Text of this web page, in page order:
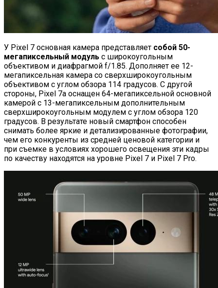
У Pixel 7 основная камера представляет собой 50-
мегапиксельный модуль с широкоугольным
объективом и диафрагмой f/1.85. Дополняет ее 12-
мегапиксельная камера со сверхширокоугольным
объективом с углом обзора 114 градусов. С другой
стороны, Pixel 7a оснащен 64-мегапиксельной основной
камерой с 13-мегапиксельным дополнительным
сверхширокоугольным модулем с углом обзора 120
градусов. В результате новый смартфон способен
снимать более яркие и детализированные фотографии,
чем его конкуренты из средней ценовой категории и
при съемке в условиях хорошего освещения эти кадры
по качеству находятся на уровне Pixel 7 и Pixel 7 Pro.